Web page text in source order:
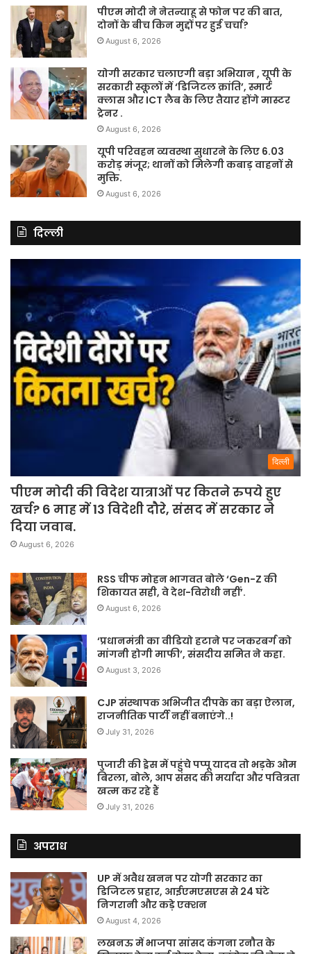
पीएम मोदी ने नेतन्याहू से फोन पर की बात,
दोनों के बीच किन मुद्दों पर हुई चर्चा?
August 6, 2026
योगी सरकार चलाएगी बड़ा अभियान , यूपी के
सरकारी स्कूलों में ‘डिजिटल क्रांति’, स्मार्ट
क्लास और ICT लैब के लिए तैयार होंगे मास्टर
ट्रेनर .
August 6, 2026
यूपी परिवहन व्यवस्था सुधारने के लिए 6.03
करोड़ मंजूर; थानों को मिलेगी कबाड़ वाहनों से
मुक्ति.
August 6, 2026
दिल्ली
दिल्ली
पीएम मोदी की विदेश यात्राओं पर कितने रुपये हुए
खर्च? 6 माह में 13 विदेशी दौरे, संसद में सरकार ने
दिया जवाब.
August 6, 2026
RSS चीफ मोहन भागवत बोले ‘Gen-Z की
शिकायत सही, वे देश-विरोधी नहीं’.
August 6, 2026
‘प्रधानमंत्री का वीडियो हटाने पर जकरबर्ग को
मांगनी होगी माफी’, संसदीय समित ने कहा.
August 3, 2026
CJP संस्थापक अभिजीत दीपके का बड़ा ऐलान,
राजनीतिक पार्टी नहीं बनाएंगे..!
July 31, 2026
पुजारी की ड्रेस में पहुंचे पप्पू यादव तो भड़के ओम
बिरला, बोले, आप संसद की मर्यादा और पवित्रता
खत्म कर रहे हैं
July 31, 2026
अपराध
UP में अवैध खनन पर योगी सरकार का
डिजिटल प्रहार, आईएमएसएस से 24 घंटे
निगरानी और कड़े एक्शन
August 4, 2026
लखनऊ में भाजपा सांसद कंगना रनौत के